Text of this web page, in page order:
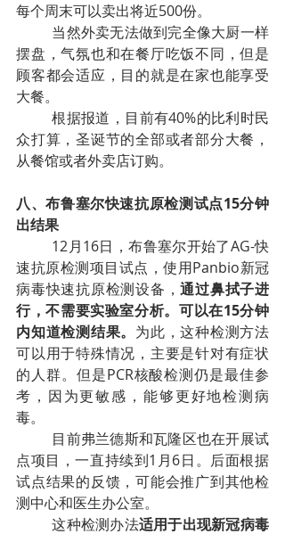
每个周末可以卖出将近500份。
当然外卖无法做到完全像大厨一样
摆盘，气氛也和在餐厅吃饭不同，但是
顾客都会适应，目的就是在家也能享受
大餐。
根据报道，目前有40%的比利时民
众打算，圣诞节的全部或者部分大餐，
从餐馆或者外卖店订购。
八、布鲁塞尔快速抗原检测试点15分钟
出结果
12月16日，布鲁塞尔开始了AG-快
速抗原检测项目试点，使用Panbio新冠
病毒快速抗原检测设备，通过鼻拭子进
行，不需要实验室分析。可以在15分钟
内知道检测结果。 为此，这种检测方法
可以用于特殊情况，主要是针对有症状
的人群。但是PCR核酸检测仍是最佳参
考，因为更敏感，能够更好地检测病
毒。
目前弗兰德斯和瓦隆区也在开展试
点项目，一直持续到1月6日。后面根据
试点结果的反馈，可能会推广到其他检
测中心和医生办公室。
这种检测办法适用于出现新冠病毒